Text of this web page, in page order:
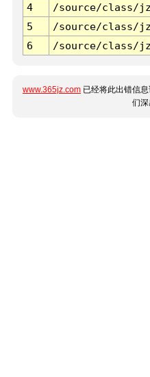
4
/source/class/
5
/source/class/
6
/source/class/
www.365jz.com 已经将此出错信
们